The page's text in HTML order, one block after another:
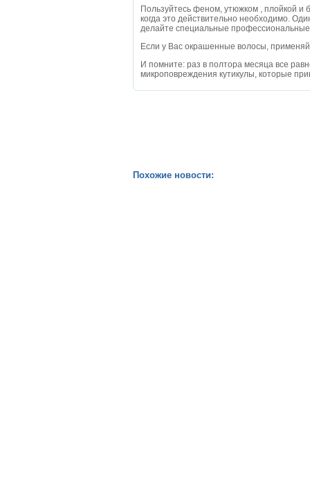
Пользуйтесь феном, утюжком , плойкой и
когда это действительно необходимо.
делайте специальные
Если у Вас окрашенные волосы,
И помните: раз в полтора месяца все
микроповреждения кутикулы, которые
Похожие новости: